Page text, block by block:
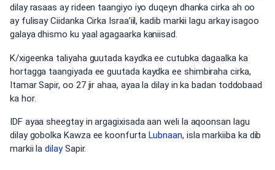
dilay rasaas ay rideen taangiyo iyo duqeyn dhanka cirka ah oo
ay fulisay Ciidanka Cirka Israa’iil, kadib markii lagu arkay isagoo
galaya dhismo ku yaal agagaarka kaniisad.
K/xigeenka taliyaha guutada kaydka ee cutubka dagaalka ka
hortagga taangiyada ee guutada kaydka ee shimbiraha cirka,
Itamar Sapir, oo 27 jir ahaa, ayaa la dilay in ka badan toddobaad
ka hor.
IDF ayaa sheegtay in argagixisada aan weli la aqoonsan lagu
dilay gobolka Kawza ee koonfurta Lubnaan, isla markiiba ka dib
markii ladilaySapir.